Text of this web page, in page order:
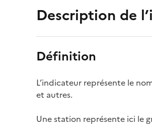
Description de
Définition
L’indicateur représente le
et autres.
Une station représente ici le